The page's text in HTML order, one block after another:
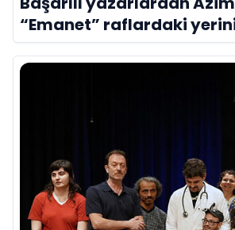
“Emanet” raflardaki